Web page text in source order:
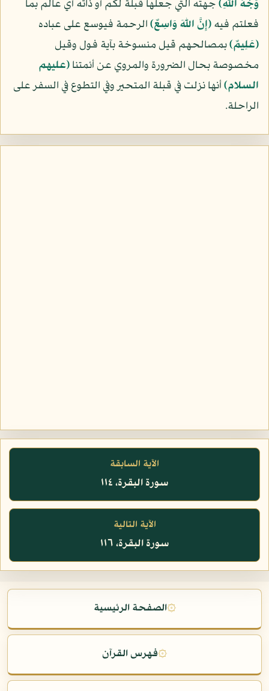
وَجْهُ اللّهِ﴾جهته التي جعلها قبلة لكم أو ذاته أي عالم بما
فعلتم فيه﴿إِنَّ اللّهَ وَاسِعٌ﴾الرحمة فيوسع على عباده
﴿عَلِيمٌ﴾بمصالحهم قيل منسوخة بآية فول وقيل
مخصوصة بحال الضرورة والمروي عن أئمتنا(عليهم
السلام)أنها نزلت في قبلة المتحير وفي التطوع في السفر على
الراحلة.
الآية السابقة
سورة البقرة، ١١٤
الآية التالية
سورة البقرة، ١١٦
۞الصفحة الرئيسية
۞فهرس القرآن